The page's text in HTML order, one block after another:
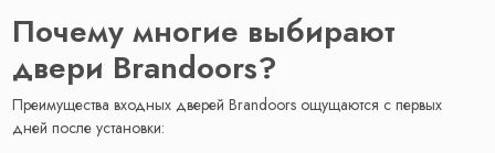
Почему многие выбирают
двери Brandoors?
Преимущества входных дверей Brandoors ощущаются с первых
дней после установки: